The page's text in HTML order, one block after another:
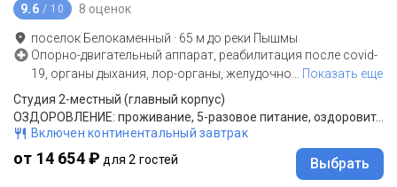
9.6 / 10 8 оценок
поселок Белокаменный · 65 м до реки Пышмы
Опорно-двигательный аппарат, реабилитация после covid-
19, органы дыхания, лор-органы, желудочно
Показать еще
Студия 2-местный (главный корпус)
ОЗДОРОВЛЕНИЕ: проживание, 5-разовое питание, оздоровительные процедуры.
Включен континентальный завтрак
от 14 654 ₽ для 2 гостей Выбрать